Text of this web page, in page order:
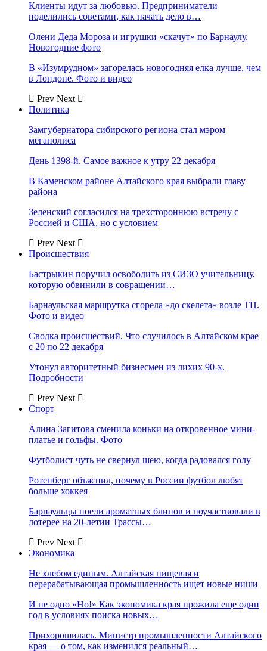
Клиенты идут за любовью. Предприниматели
поделились советами, как начать дело в…
Олени Деда Мороза и игрушки «скачут» по Барнаулу.
Новогодние фото
В «Изумрудном» загорелась новогодняя елка лучше, чем
в Лондоне. Фото и видео
Prev Next
Политика
Замгубернатора сибирского региона стал мэром
мегаполиса
День 1398-й. Самое важное к утру 22 декабря
В Каменском районе Алтайского края выбрали главу
района
Зеленский согласился на трехстороннюю встречу с
Россией и США, но с условием
Prev Next
Происшествия
Бастрыкин поручил освободить из СИЗО учительницу,
которую обвинили в совращении…
Барнаульская маршрутка сгорела «до скелета» возле ТЦ.
Фото и видео
Сводка происшествий. Что случилось в Алтайском крае
с 20 по 22 декабря
Утонул авторитетный бизнесмен из лихих 90-х.
Подробности
Prev Next
Спорт
Алина Загитова сменила коньки на откровенное мини-
платье и гольфы. Фото
Футболист чуть не свернул шею, когда радовался голу
Ротенберг объяснил, почему в России футбол любят
больше хоккея
Барнаульцы поели ароматных блинов и поучаствовали в
лотерее на 20-летии Трассы…
Prev Next
Экономика
Не хлебом единым. Алтайская пищевая и
перерабатывающая промышленность ищет новые ниши
И не одно «Но!» Как экономика края прожила еще один
год в условиях поиска новых…
Прихорошилась. Министр промышленности Алтайского
края — о том, как изменился реальный…